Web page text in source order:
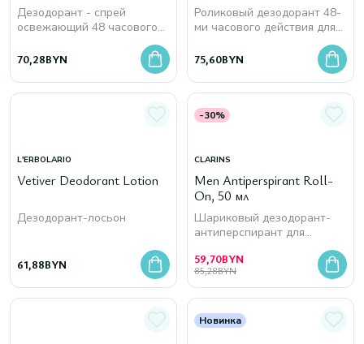
Дезодорант - спрей
освежающий 48 часового
70,28BYN
Роликовый дезодорант 48-
ми часового действия для
75,60BYN
L'ERBOLARIO
Vetiver Deodorant Lotion
Дезодорант-лосьон
61,88BYN
-30%
CLARINS
Men Antiperspirant Roll-
On, 50 мл
Шариковый дезодорант-
антиперспирант для
59,70BYN
85,28BYN
Новинка